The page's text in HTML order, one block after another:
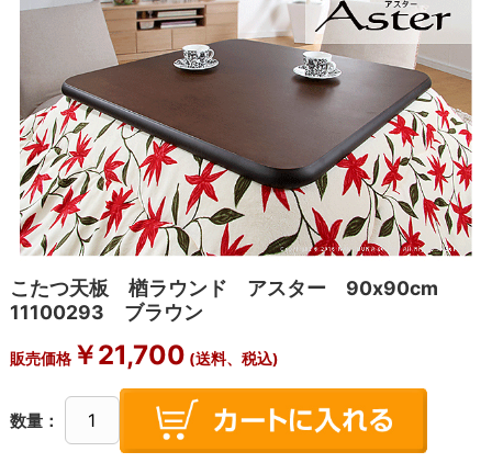
こたつ天板 楢ラウンド アスター 90x90cm
11100293 ブラウン
販売価格￥21,700 (送料、税込)
数量：